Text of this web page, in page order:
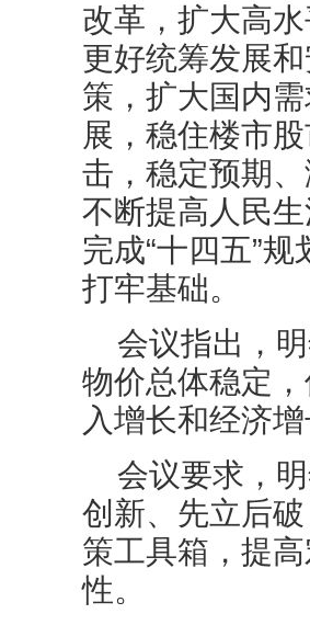
改革，扩大高
更好统筹发展
策，扩大国内
展，稳住楼市
击，稳定预期
不断提高人民
完成“十四五”
打牢基础。
会议指出，
物价总体稳定
入增长和经济
会议要求，
创新、先立后
策工具箱，提
性。